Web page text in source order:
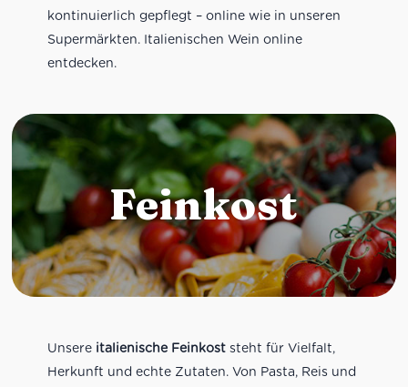
kontinuierlich gepflegt – online wie in unseren
Supermärkten. Italienischen Wein online
entdecken.
Feinkost
Unsere italienische Feinkoststeht für Vielfalt,
Herkunft und echte Zutaten. Von Pasta, Reis und